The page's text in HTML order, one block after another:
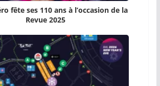
fête ses 110 ans à l’occasion de la
Revue 2025